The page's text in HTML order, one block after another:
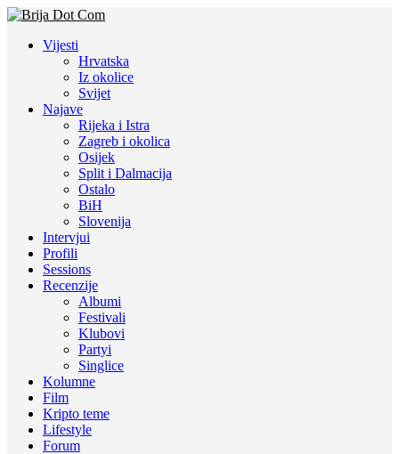
Vijesti
Hrvatska
Iz okolice
Svijet
Najave
Rijeka i Istra
Zagreb i okolica
Osijek
Split i Dalmacija
Ostalo
BiH
Slovenija
Intervjui
Profili
Sessions
Recenzije
Albumi
Festivali
Klubovi
Partyi
Singlice
Kolumne
Film
Kripto teme
Lifestyle
Forum